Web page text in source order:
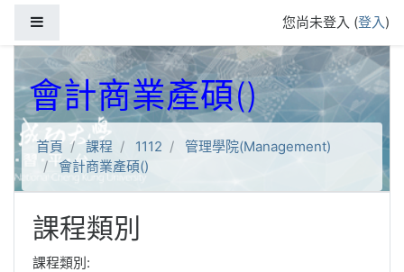
您尚未登入 (登入)
會計商業產碩()
首頁 課程 1112
管理學院(Management)
會計商業產碩()
課程類別
課程類別: